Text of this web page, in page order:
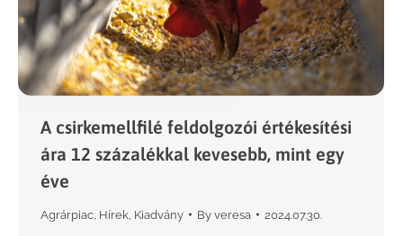
A csirkemellfilé feldolgozói értékesítési
ára 12 százalékkal kevesebb, mint egy
éve
Agrárpiac Hírek Kiadvány By veresa 2024.07.30.